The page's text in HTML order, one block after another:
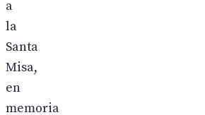
a
la
Santa
Misa,
en
memoria